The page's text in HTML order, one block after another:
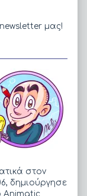
μας!
στον
δημιούργησε
Αnimatic